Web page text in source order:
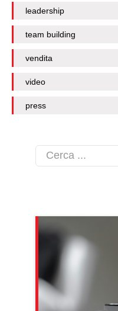
leadership
team building
vendita
video
press